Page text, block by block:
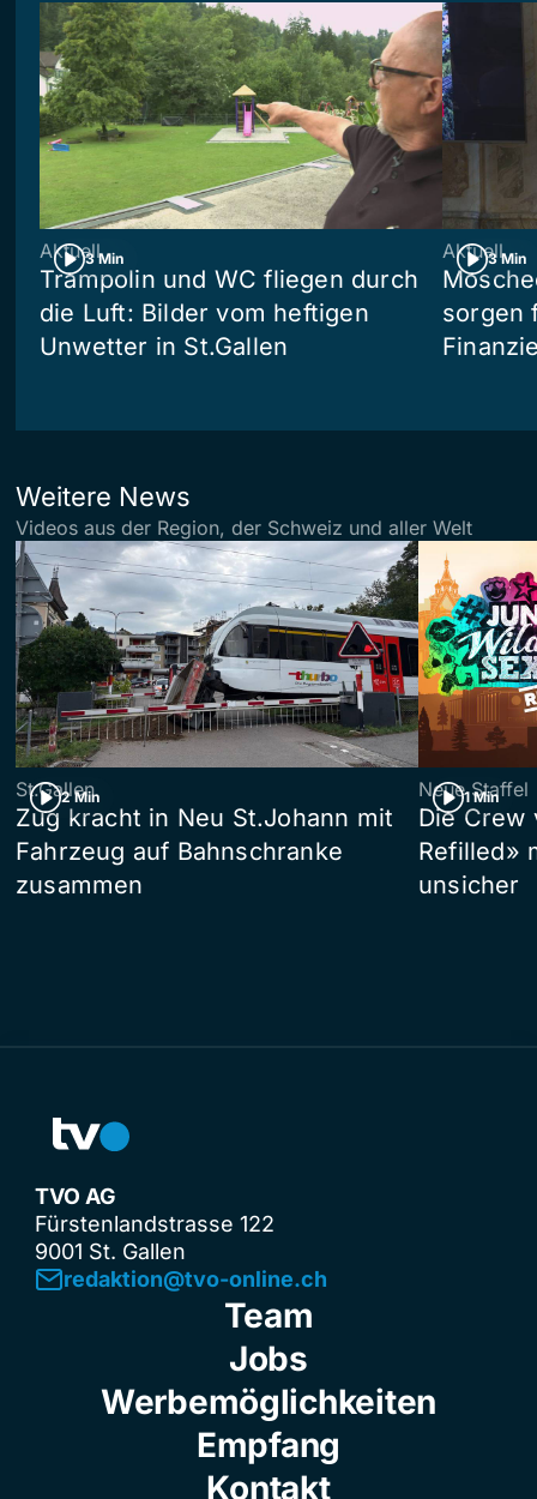
3 Min
Aktuell
Trampolin und WC fliegen durch
die Luft: Bilder vom heftigen
Unwetter in St.Gallen
3 Min
Aktuell
sorgen
Weitere News
Videos aus der Region, der Schweiz und aller Welt
2 Min
St.Gallen
Zug kracht in Neu St.Johann mit
Fahrzeug auf Bahnschranke
zusammen
1 Min
Neue Staffel
Die Crew
Refilled»
unsicher
TVO AG
Fürstenlandstrasse 122
9001 St. Gallen
redaktion@tvo-online.ch
Team
Jobs
Werbemöglichkeiten
Empfang
Kontakt